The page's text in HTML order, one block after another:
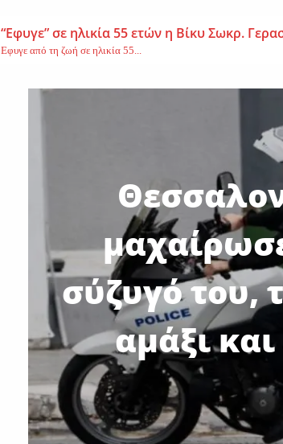
“Εφυγε” σε ηλικία 55 ετών η Βίκυ Σωκρ.
Εφυγε από τη ζωή σε ηλικία 55...
Βοιωτία: Νεκρός ο 62χρονος – Επεσε από τη
Εφυγε από τη ζωή η μοναχή Ευπραξία
σύζυγό του,
αμάξι